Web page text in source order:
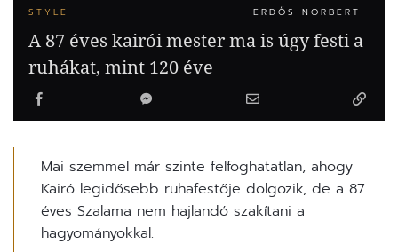
STYLE ERDŐS NORBERT
A 87 éves kairói mester ma is úgy festi a
ruhákat, mint 120 éve
Mai szemmel már szinte felfoghatatlan, ahogy
Kairó legidősebb ruhafestője dolgozik, de a 87
éves Szalama nem hajlandó szakítani a
hagyományokkal.